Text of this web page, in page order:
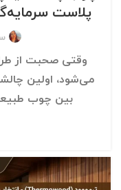
پلاست
وقتی صحبت از
می‌شود، اولین
بین چوب